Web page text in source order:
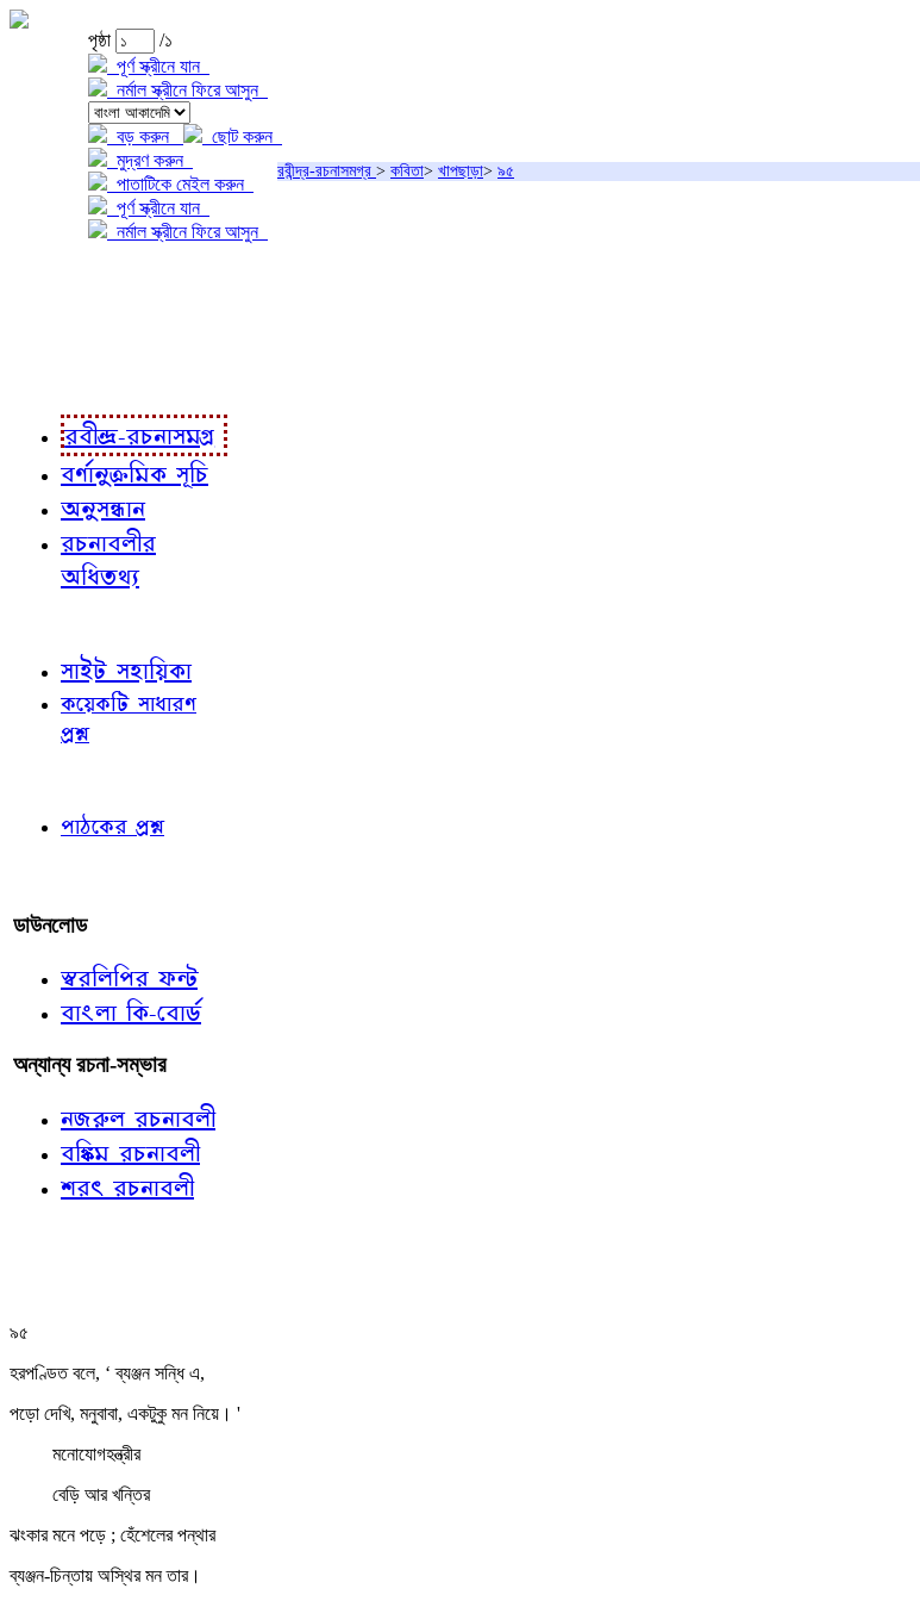
পৃষ্ঠা
/১
পূর্ণ স্ক্রীনে যান
নর্মাল স্ক্রীনে ফিরে আসুন
বড় করুন
ছোট করুন
মুদ্রণ করুন
পাতাটিকে মেইল করুন
পূর্ণ স্ক্রীনে যান
নর্মাল স্ক্রীনে ফিরে আসুন
রবীন্দ্র-রচনাসমগ্র > কবিতা> খাপছাড়া> ৯৫
রবীন্দ্র-রচনাসমগ্র
বর্ণানুক্রমিক সূচি
অনুসন্ধান
রচনাবলীর
অধিতথ্য
সাইট সহায়িকা
কয়েকটি সাধারণ
প্রশ্ন
পাঠকের প্রশ্ন
ডাউনলোড
স্বরলিপির ফন্ট
বাংলা কি-বোর্ড
অন্যান্য রচনা-সম্ভার
নজরুল রচনাবলী
বঙ্কিম রচনাবলী
শরৎ রচনাবলী
৯৫
হরপণ্ডিত বলে, ‘ ব্যঞ্জন সন্ধি এ,
পড়ো দেখি, মনুবাবা, একটুকু মন নিয়ে। '
মনোযোগহন্ত্রীর
বেড়ি আর খন্তির
ঝংকার মনে পড়ে ; হেঁশেলের পন্থার
ব্যঞ্জন-চিন্তায় অস্থির মন তার।